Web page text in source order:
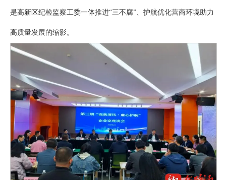
是高新区纪检监察工委一体推进“三不腐”、护航优化营商环境助力
高质量发展的缩影。